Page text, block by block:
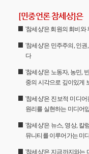
[민중언론 참세상]은
'참세상'은 회원의 회비와
'참세상'은 민주주의, 인
다
'참세상'은 노동자, 농민,
중의 시각으로 깊이있게
'참세상'은 진보적 미디
원리를 실현하는 미디어
'참세상'은 뉴스, 영상, 칼
뮤니티를 이루어가는 미
'참세상'은 지금까지와는